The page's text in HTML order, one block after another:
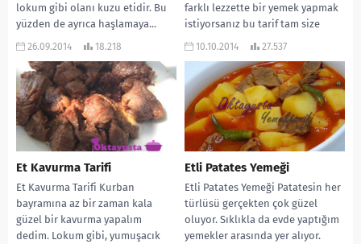
lokum gibi olanı kuzu etidir. Bu
yüzden de ayrıca haşlamaya...
26.09.2014 18.218
farklı lezzette bir yemek yapmak
istiyorsanız bu tarif tam size
göre....
10.10.2014 27.537
Et Kavurma Tarifi
Et Kavurma Tarifi Kurban
bayramına az bir zaman kala
güzel bir kavurma yapalım
dedim. Lokum gibi, yumuşacık
Etli Patates Yemeği
Etli Patates Yemeği Patatesin her
türlüsü gerçekten çok güzel
oluyor. Sıklıkla da evde yaptığım
yemekler arasında yer alıyor.